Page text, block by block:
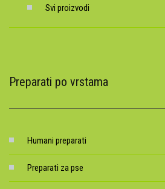
Svi proizvodi
Preparati po vrstama
Humani preparati
Preparati za pse